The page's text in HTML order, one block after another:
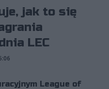
jak to się
LEC
League of